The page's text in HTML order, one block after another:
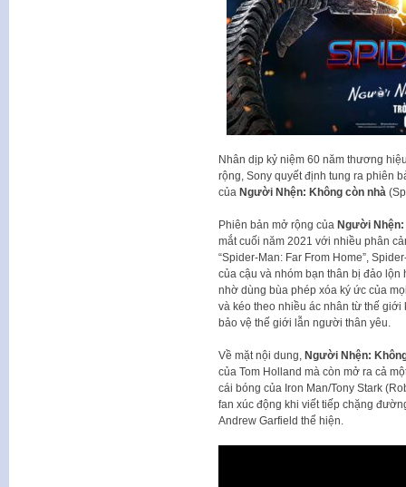
Nhân dịp kỷ niệm 60 năm thương
rộng, Sony quyết định tung ra phiên
của Người Nhện: Không còn nhà
Phiên bản mở rộng của Người Nhện:
mắt cuối năm 2021 với nhiều phân
“Spider-Man: Far From Home”,
của cậu và nhóm bạn thân bị đảo lộn
nhờ dùng bùa phép xóa ký ức của
và kéo theo nhiều ác nhân từ thế
bảo vệ thế giới lẫn người thân yêu.
Về mặt nội dung, Người Nhện:
của Tom Holland mà còn mở ra cả
cái bóng của Iron Man/Tony Stark
fan xúc động khi viết tiếp chặng
Andrew Garfield thể hiện.